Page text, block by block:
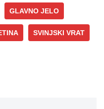
GLAVNO JELO
SVINJSKI VRAT